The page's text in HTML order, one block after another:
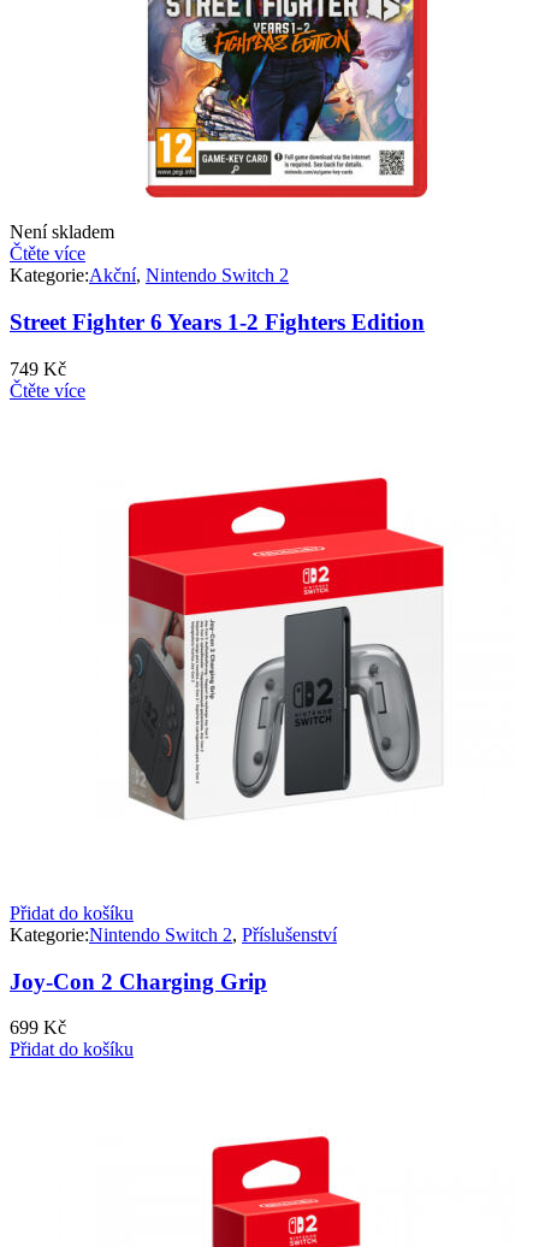
Není skladem
Čtěte více
Kategorie:Akční, Nintendo Switch 2
Street Fighter 6 Years 1-2 Fighters Edition
749 Kč
Čtěte více
Přidat do košíku
Kategorie:Nintendo Switch 2, Příslušenství
Joy-Con 2 Charging Grip
699 Kč
Přidat do košíku